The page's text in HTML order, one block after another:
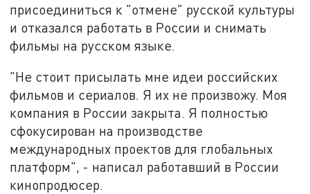
присоединиться к "отмене" русской культуры
и отказался работать в России и снимать
фильмы на русском языке.
"Не стоит присылать мне идеи российских
фильмов и сериалов. Я их не произвожу. Моя
компания в России закрыта. Я полностью
сфокусирован на производстве
международных проектов для глобальных
платформ", - написал работавший в России
кинопродюсер.